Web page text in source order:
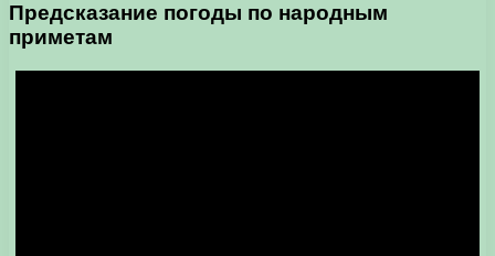
Предсказание погоды по народным
приметам